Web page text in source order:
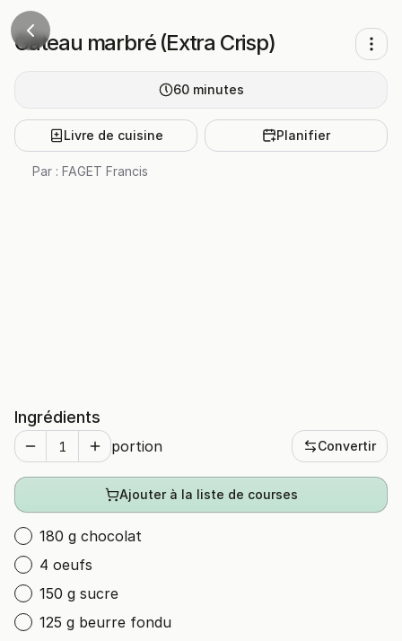
Gâteau marbré (Extra Crisp)
60 minutes
Livre de cuisine Planifier
Par : FAGET Francis
Ingrédients
portion Convertir
Ajouter à la liste de courses
180 g chocolat
4 oeufs
150 g sucre
125 g beurre fondu